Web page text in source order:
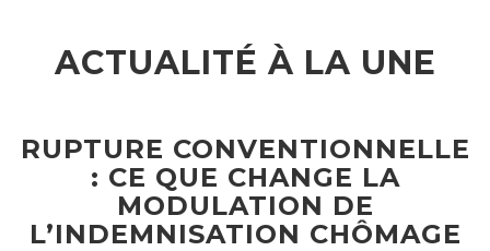
ACTUALITÉ À LA UNE
RUPTURE CONVENTIONNELLE
: CE QUE CHANGE LA
MODULATION DE
L’INDEMNISATION CHÔMAGE